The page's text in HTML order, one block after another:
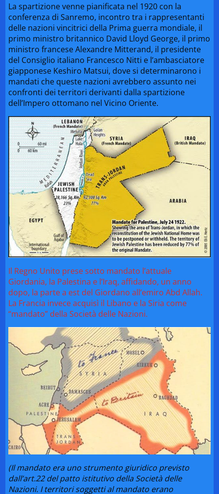
La spartizione venne pianificata nel 1920 con la
conferenza di Sanremo, incontro tra i rappresentanti
delle nazioni vincitrici della Prima guerra mondiale, il
primo ministro britannico David Lloyd George, il primo
ministro francese Alexandre Mitterand, il presidente
del Consiglio italiano Francesco Nitti e l’ambasciatore
giapponese Keshiro Matsui, dove si determinarono i
mandati che queste nazioni avrebbero assunto nei
confronti dei territori derivanti dalla spartizione
dell’Impero ottomano nel Vicino Oriente.
Il Regno Unito prese sotto mandato l’attuale
Giordania, la Palestina e l’Iraq, affidando, un anno
dopo, la parte a est del Giordano all’emiro Abd Allah.
La Francia invece acquisì il Libano e la Siria come
“mandato” della Società delle Nazioni.
(Il mandato era uno strumento giuridico previsto
dall’art.22 del patto istitutivo della Società delle
Nazioni. I territori soggetti al mandato erano